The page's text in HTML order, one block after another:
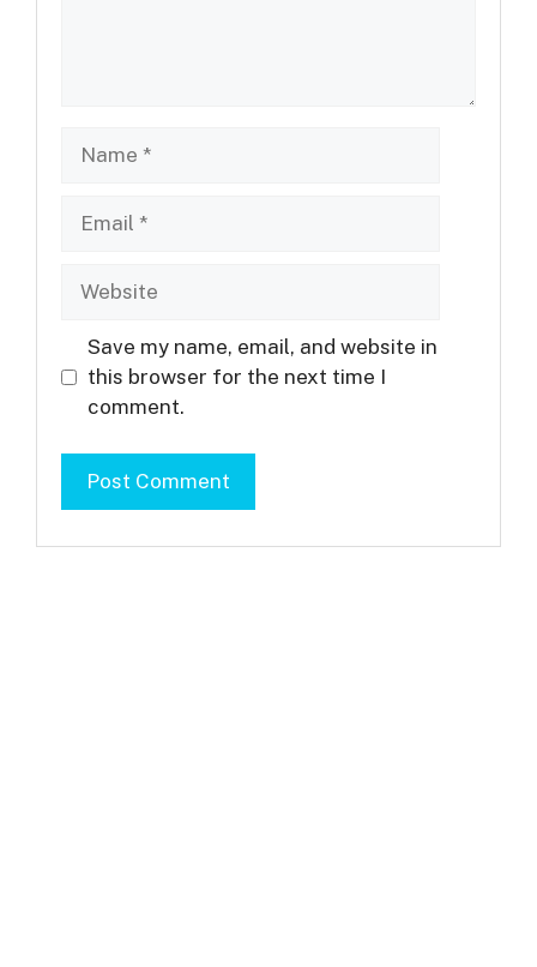
Website
Save my name, email, and website in
this browser for the next time I
comment.